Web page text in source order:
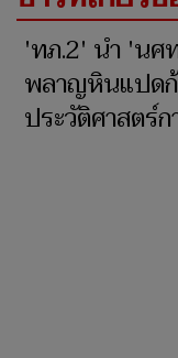
'ทภ.2' นำ 'นศ
พลาญหินแปดก้
ประวัติศาสตร์